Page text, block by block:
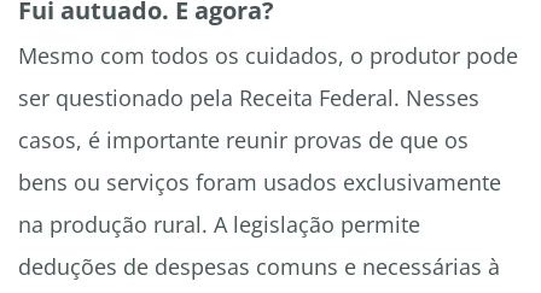
Fui autuado. E agora?
Mesmo com todos os cuidados, o produtor pode
ser questionado pela Receita Federal. Nesses
casos, é importante reunir provas de que os
bens ou serviços foram usados exclusivamente
na produção rural. A legislação permite
deduções de despesas comuns e necessárias à